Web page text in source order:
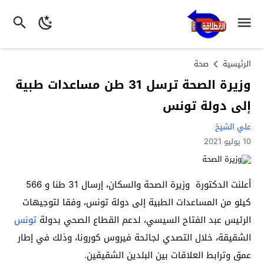
الرئيسية صحة
وزيرة الصحة ترسل 31 طن مساعدات طبية
إلى دولة تونس
علي الشيخ
10 يوليو 2021
أعلنت الدكتورةوزيرة الصحة
والسكان، إرسال 31 طنا و 566
كيلو من المساعدات الطبية إلى دولة تونس، وفقا لتوجيهات
الرئيس عبد الفتاح السيسي، لدعم القطاع الصحي بدولةتونس
الشقيقة، خلال التصدي لجائحة فيروس كورونا، وذلك في إطار
عمق وترابط العلاقات بين البلدين الشقيقين.